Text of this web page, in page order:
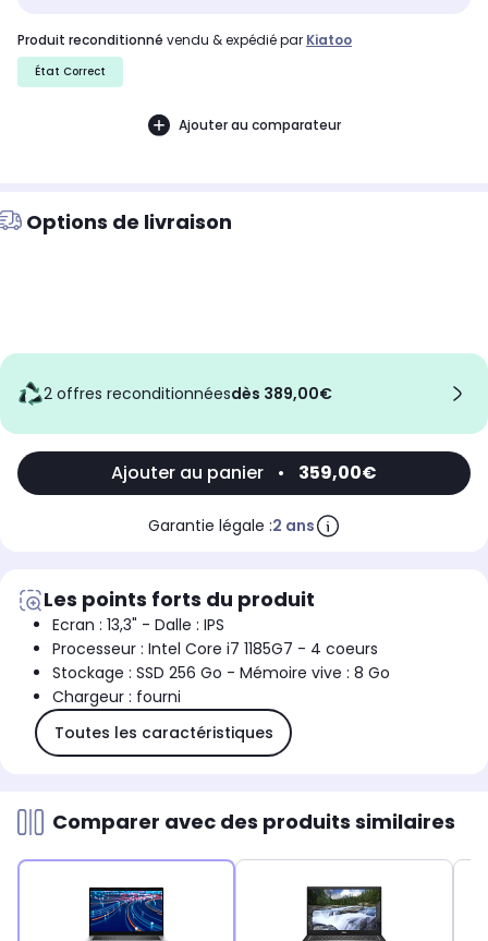
produit reconditionné vendu & expédié par Kiatoo
État Correct
Ajouter au comparateur
Options de livraison
2 offres reconditionnées dès 389,00€
Ajouter au panier • 359,00€
Garantie légale :2 ans
Les points forts du produit
Ecran : 13,3" - Dalle : IPS
Processeur : Intel Core i7 1185G7 - 4 coeurs
Stockage : SSD 256 Go - Mémoire vive : 8 Go
Chargeur : fourni
Toutes les caractéristiques
Comparer avec des produits similaires